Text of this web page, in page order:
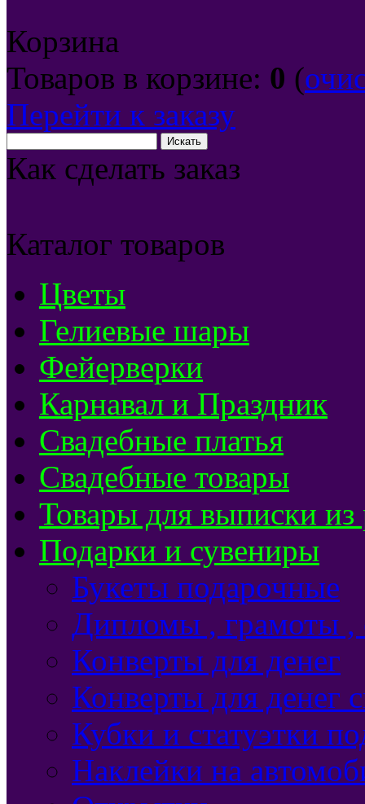
Корзина
Товаров в корзине: 0 (
Перейти к заказу
Как сделать заказ
Каталог товаров
Цветы
Гелиевые шары
Фейерверки
Карнавал и Праздник
Свадебные платья
Свадебные товары
Товары для выписки из
Подарки и сувениры
Букеты подарочные
Дипломы , грамоты ,
Конверты для денег
Конверты для денег
Кубки и статуэтки
Наклейки на